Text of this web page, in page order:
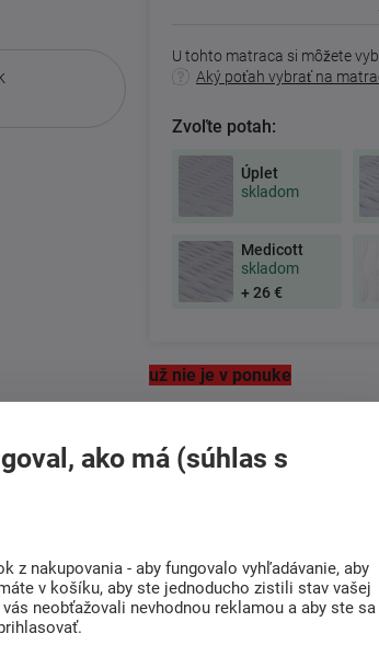
U tohto matraca si môžete
Aký poťah vybrať na
Zvoľte potah:
Úplet
skladom
Medicott
skladom
+ 26 €
už nie je v ponuke
Po-Pia 8:00 - 17:00 hod.
200
výberom
Nájdite vhodný matrac
ako má (súhlas s
z nakupovania - aby fungovalo vyhľadávanie, aby
v košíku, aby ste jednoducho zistili stav vašej
neobťažovali nevhodnou reklamou a aby ste sa